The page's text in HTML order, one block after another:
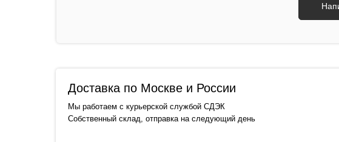
Доставка по Москве и России
Мы работаем с курьерской службой СДЭК
Собственный склад, отправка на следующий день